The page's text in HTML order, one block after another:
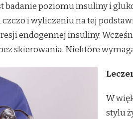
poziomu insuliny i
i wyliczeniu na tej
endogennej insuliny.
skierowania. Niektóre
W
stylu